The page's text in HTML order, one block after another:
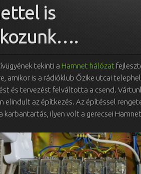
is
tekinti a Hamnet hálózat
amikor is a rádióklub Őzike utcai
és tervezést felváltotta a csend.
elindult az építkezés. Az építéssel
karbantartás, ilyen volt a gerecsei